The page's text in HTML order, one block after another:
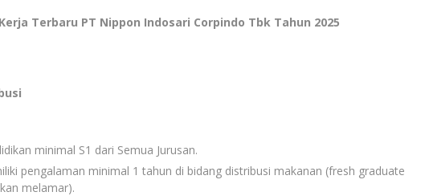
Terbaru PT Nippon Indosari Corpindo Tbk Tahun 2025
minimal S1 dari Semua Jurusan.
pengalaman minimal 1 tahun di bidang distribusi makanan (fresh graduate
melamar).